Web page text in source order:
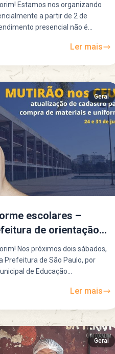
Estamos nos organizando
a partir de 2 de
presencial não é
Ler mais
Geral
escolares –
de orientação
Nos próximos dois sábados,
Prefeitura de São Paulo, por
de Educação...
Ler mais
Geral